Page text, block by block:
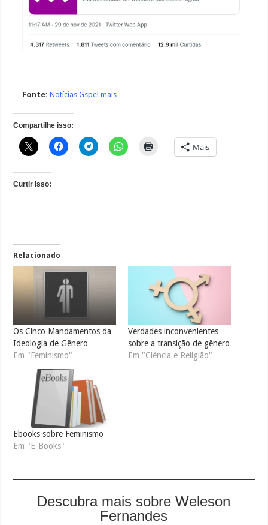
Fonte: Notícias Gspel mais
Compartilhe isso:
Mais
Curtir isso:
Relacionado
Os Cinco Mandamentos da
Ideologia de Gênero
Em "Feminismo"
Verdades inconvenientes
sobre a transição de gênero
Em "Ciência e Religião"
Ebooks sobre Feminismo
Em "E-Books"
Descubra mais sobre Weleson
Fernandes